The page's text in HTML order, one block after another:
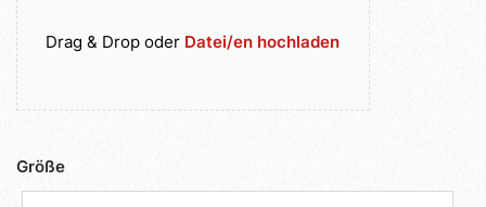
Drag & Drop oder Datei/en hochladen
Größe